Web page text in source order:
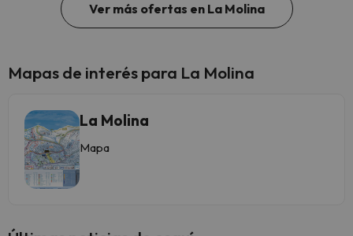
Ver más ofertas en La Molina
Mapas de interés para La Molina
La Molina
Mapa